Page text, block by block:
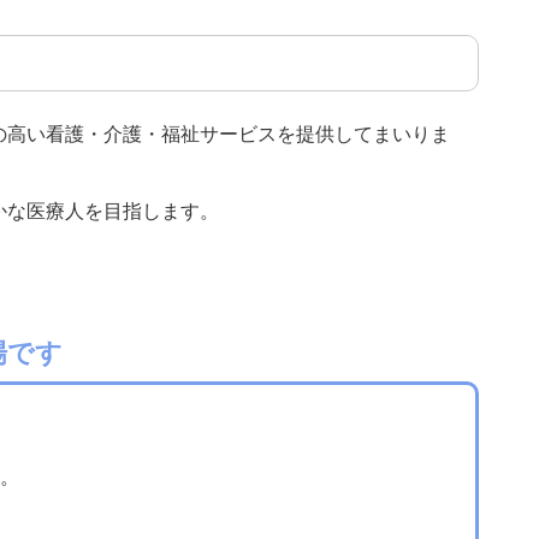
い看護・介護・福祉サービスを提供してまいりま
医療人を目指します。
です